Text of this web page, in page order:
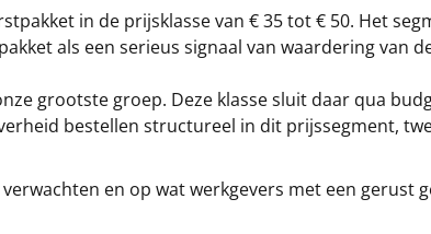
in de prijsklasse van € 35 tot € 50. Het
als een serieus signaal van waardering van
grootste groep. Deze klasse sluit daar qua
bestellen structureel in dit prijssegment,
en op wat werkgevers met een gerust